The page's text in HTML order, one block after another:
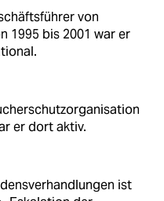
von
1995 bis 2001 war er
er dort aktiv.
ist